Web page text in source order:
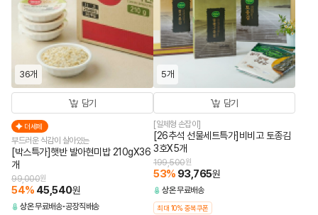
36개
담기
더세페
부드러운 식감이 살아있는
[박스특가]햇반 발아현미밥 210gX36
개
99,000원
54% 45,540원
상온무료배송 공장직배송
5개
담기
[일체형 손잡이]
[26추석 선물세트특가]비비고 토종김
3호X5개
199,500원
53% 93,765원
상온무료배송
최대 10% 중복쿠폰